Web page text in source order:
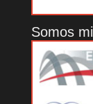
Somos